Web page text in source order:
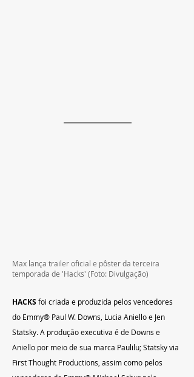
Max lança trailer oficial e pôster da terceira
temporada de 'Hacks' (Foto: Divulgação)
HACKS foi criada e produzida pelos vencedores
do Emmy® Paul W. Downs, Lucia Aniello e Jen
Statsky. A produção executiva é de Downs e
Aniello por meio de sua marca Paulilu; Statsky via
First Thought Productions, assim como pelos